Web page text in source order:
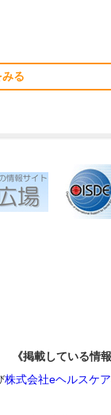
る
《掲載している情
株式会社eヘルスケア